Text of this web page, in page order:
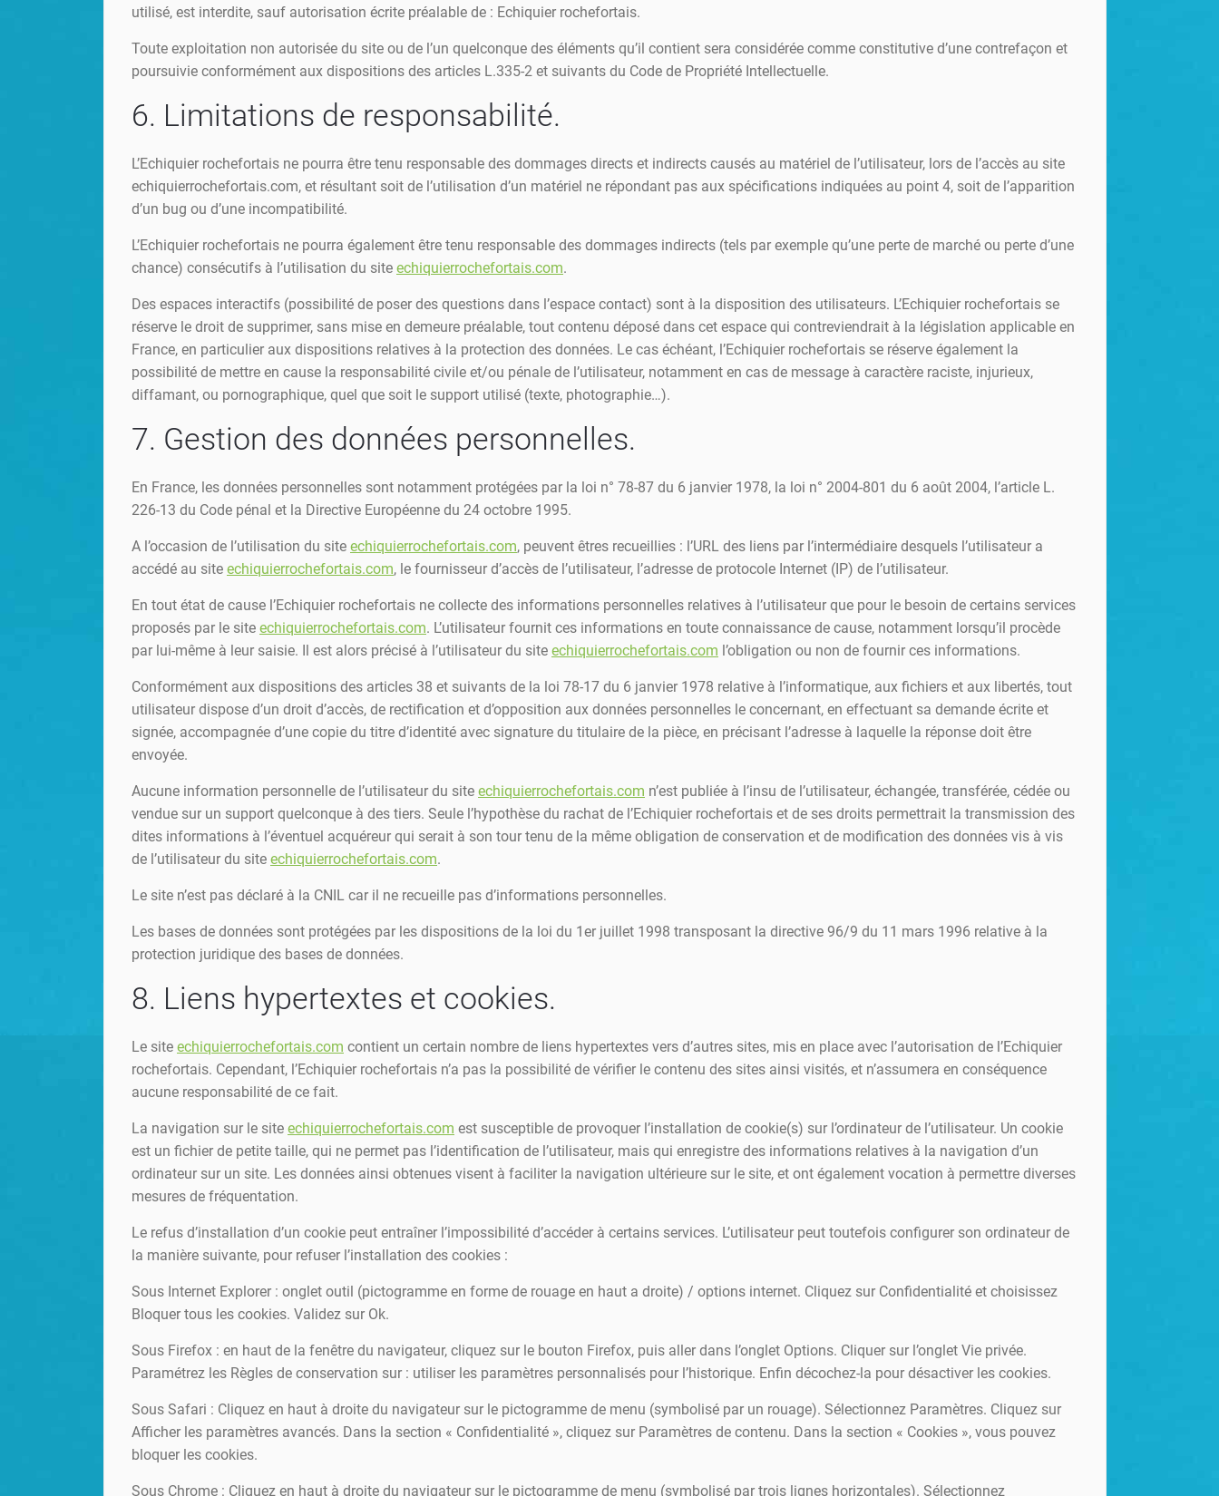
utilisé, est interdite, sauf autorisation écrite préalable de : Echiquier rochefortais.
Toute exploitation non autorisée du site ou de l’un quelconque des éléments qu’il contient sera considérée comme constitutive d’une contrefaçon et
poursuivie conformément aux dispositions des articles L.335-2 et suivants du Code de Propriété Intellectuelle.
6. Limitations de responsabilité.
L’Echiquier rochefortais ne pourra être tenu responsable des dommages directs et indirects causés au matériel de l’utilisateur, lors de l’accès au site
echiquierrochefortais.com, et résultant soit de l’utilisation d’un matériel ne répondant pas aux spécifications indiquées au point 4, soit de l’apparition
d’un bug ou d’une incompatibilité.
L’Echiquier rochefortais ne pourra également être tenu responsable des dommages indirects (tels par exemple qu’une perte de marché ou perte d’une
chance) consécutifs à l’utilisation du site echiquierrochefortais.com.
Des espaces interactifs (possibilité de poser des questions dans l’espace contact) sont à la disposition des utilisateurs. L’Echiquier rochefortais se
réserve le droit de supprimer, sans mise en demeure préalable, tout contenu déposé dans cet espace qui contreviendrait à la législation applicable en
France, en particulier aux dispositions relatives à la protection des données. Le cas échéant, l’Echiquier rochefortais se réserve également la
possibilité de mettre en cause la responsabilité civile et/ou pénale de l’utilisateur, notamment en cas de message à caractère raciste, injurieux,
diffamant, ou pornographique, quel que soit le support utilisé (texte, photographie…).
7. Gestion des données personnelles.
En France, les données personnelles sont notamment protégées par la loi n° 78-87 du 6 janvier 1978, la loi n° 2004-801 du 6 août 2004, l’article L.
226-13 du Code pénal et la Directive Européenne du 24 octobre 1995.
A l’occasion de l’utilisation du site echiquierrochefortais.com, peuvent êtres recueillies : l’URL des liens par l’intermédiaire desquels l’utilisateur a
accédé au site echiquierrochefortais.com, le fournisseur d’accès de l’utilisateur, l’adresse de protocole Internet (IP) de l’utilisateur.
En tout état de cause l’Echiquier rochefortais ne collecte des informations personnelles relatives à l’utilisateur que pour le besoin de certains services
proposés par le site echiquierrochefortais.com. L’utilisateur fournit ces informations en toute connaissance de cause, notamment lorsqu’il procède
par lui-même à leur saisie. Il est alors précisé à l’utilisateur du site echiquierrochefortais.com l’obligation ou non de fournir ces informations.
Conformément aux dispositions des articles 38 et suivants de la loi 78-17 du 6 janvier 1978 relative à l’informatique, aux fichiers et aux libertés, tout
utilisateur dispose d’un droit d’accès, de rectification et d’opposition aux données personnelles le concernant, en effectuant sa demande écrite et
signée, accompagnée d’une copie du titre d’identité avec signature du titulaire de la pièce, en précisant l’adresse à laquelle la réponse doit être
envoyée.
Aucune information personnelle de l’utilisateur du site echiquierrochefortais.com n’est publiée à l’insu de l’utilisateur, échangée, transférée, cédée ou
vendue sur un support quelconque à des tiers. Seule l’hypothèse du rachat de l’Echiquier rochefortais et de ses droits permettrait la transmission des
dites informations à l’éventuel acquéreur qui serait à son tour tenu de la même obligation de conservation et de modification des données vis à vis
de l’utilisateur du site echiquierrochefortais.com.
Le site n’est pas déclaré à la CNIL car il ne recueille pas d’informations personnelles.
Les bases de données sont protégées par les dispositions de la loi du 1er juillet 1998 transposant la directive 96/9 du 11 mars 1996 relative à la
protection juridique des bases de données.
8. Liens hypertextes et cookies.
Le site echiquierrochefortais.com contient un certain nombre de liens hypertextes vers d’autres sites, mis en place avec l’autorisation de l’Echiquier
rochefortais. Cependant, l’Echiquier rochefortais n’a pas la possibilité de vérifier le contenu des sites ainsi visités, et n’assumera en conséquence
aucune responsabilité de ce fait.
La navigation sur le site echiquierrochefortais.com est susceptible de provoquer l’installation de cookie(s) sur l’ordinateur de l’utilisateur. Un cookie
est un fichier de petite taille, qui ne permet pas l’identification de l’utilisateur, mais qui enregistre des informations relatives à la navigation d’un
ordinateur sur un site. Les données ainsi obtenues visent à faciliter la navigation ultérieure sur le site, et ont également vocation à permettre diverses
mesures de fréquentation.
Le refus d’installation d’un cookie peut entraîner l’impossibilité d’accéder à certains services. L’utilisateur peut toutefois configurer son ordinateur de
la manière suivante, pour refuser l’installation des cookies :
Sous Internet Explorer : onglet outil (pictogramme en forme de rouage en haut a droite) / options internet. Cliquez sur Confidentialité et choisissez
Bloquer tous les cookies. Validez sur Ok.
Sous Firefox : en haut de la fenêtre du navigateur, cliquez sur le bouton Firefox, puis aller dans l’onglet Options. Cliquer sur l’onglet Vie privée.
Paramétrez les Règles de conservation sur : utiliser les paramètres personnalisés pour l’historique. Enfin décochez-la pour désactiver les cookies.
Sous Safari : Cliquez en haut à droite du navigateur sur le pictogramme de menu (symbolisé par un rouage). Sélectionnez Paramètres. Cliquez sur
Afficher les paramètres avancés. Dans la section « Confidentialité », cliquez sur Paramètres de contenu. Dans la section « Cookies », vous pouvez
bloquer les cookies.
Sous Chrome : Cliquez en haut à droite du navigateur sur le pictogramme de menu (symbolisé par trois lignes horizontales). Sélectionnez